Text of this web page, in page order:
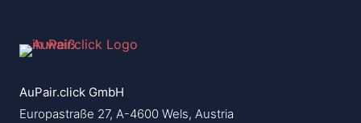
AuPair.click GmbH
Europastraße 27, A-4600 Wels, Austria